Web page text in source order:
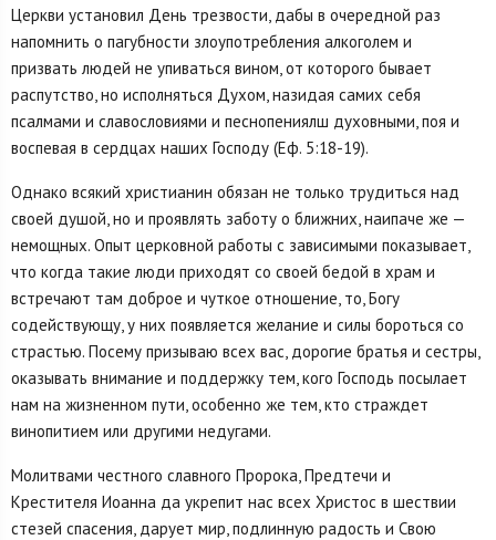
Церкви установил День трезвости, дабы в очередной раз
напомнить о пагубности злоупотребления алкоголем и
призвать людей не упиваться вином, от которого бывает
распутство, но исполняться Духом, назидая самих себя
псалмами и славословиями и песнопениялш духовными, поя и
воспевая в сердцах наших Господу (Еф. 5:18-19).
Однако всякий христианин обязан не только трудиться над
своей душой, но и проявлять заботу о ближних, наипаче же —
немощных. Опыт церковной работы с зависимыми показывает,
что когда такие люди приходят со своей бедой в храм и
встречают там доброе и чуткое отношение, то, Богу
содействующу, у них появляется желание и силы бороться со
страстью. Посему призываю всех вас, дорогие братья и сестры,
оказывать внимание и поддержку тем, кого Господь посылает
нам на жизненном пути, особенно же тем, кто страждет
винопитием или другими недугами.
Молитвами честного славного Пророка, Предтечи и
Крестителя Иоанна да укрепит нас всех Христос в шествии
стезей спасения, дарует мир, подлинную радость и Свою